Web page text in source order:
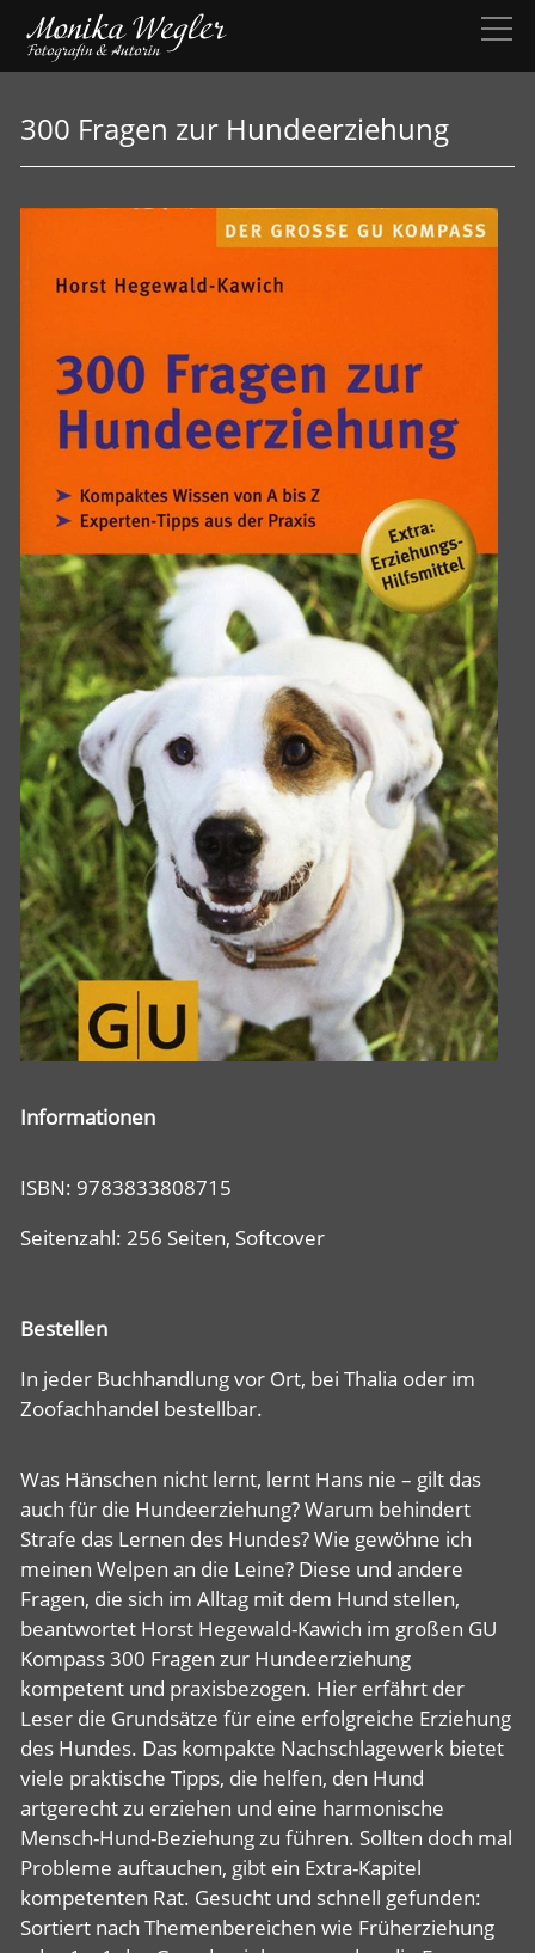
300 Fragen zur Hundeerziehung
Informationen
ISBN: 9783833808715
Seitenzahl: 256 Seiten, Softcover
Bestellen
In jeder Buchhandlung vor Ort, bei Thalia oder im
Zoofachhandel bestellbar.
Was Hänschen nicht lernt, lernt Hans nie – gilt das
auch für die Hundeerziehung? Warum behindert
Strafe das Lernen des Hundes? Wie gewöhne ich
meinen Welpen an die Leine? Diese und andere
Fragen, die sich im Alltag mit dem Hund stellen,
beantwortet Horst Hegewald-Kawich im großen GU
Kompass 300 Fragen zur Hundeerziehung
kompetent und praxisbezogen. Hier erfährt der
Leser die Grundsätze für eine erfolgreiche Erziehung
des Hundes. Das kompakte Nachschlagewerk bietet
viele praktische Tipps, die helfen, den Hund
artgerecht zu erziehen und eine harmonische
Mensch-Hund-Beziehung zu führen. Sollten doch mal
Probleme auftauchen, gibt ein Extra-Kapitel
kompetenten Rat. Gesucht und schnell gefunden:
Sortiert nach Themenbereichen wie Früherziehung